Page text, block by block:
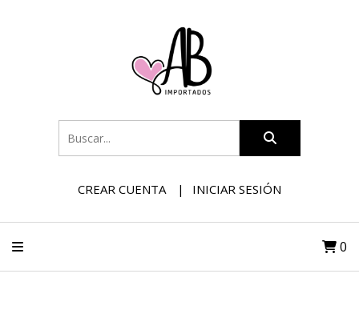
CREAR CUENTA INICIAR SESIÓN
0